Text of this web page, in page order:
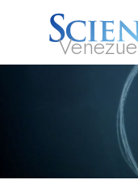
¿Qué es
Scientology?